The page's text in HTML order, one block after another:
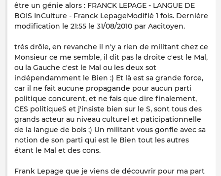
être un génie alors : FRANCK LEPAGE - LANGUE DE
BOIS InCulture - Franck LepageModifié 1 fois. Dernière
modification le 21:55 le 31/08/2010 par Aacitoyen.
trés drôle, en revanche il n'y a rien de militant chez ce
Monsieur ce me semble, il dit pas la droite c'est le Mal,
ou la Gauche c'est le Mal ou les deux sot
indépendamment le Bien :) Et là est sa grande force,
car il ne fait aucune propagande pour aucun parti
politique concurent, et ne fais que dire finalement,
CES politiqueS et j'insiste bien sur le S, sont tous des
grands acteur au niveau culturel et paticipationnelle
de la langue de bois ;) Un militant vous gonfle avec sa
notion de son parti qui est le Bien tout les autres
étant le Mal et des cons.
Frank Lepage que je viens de découvrir pour ma part